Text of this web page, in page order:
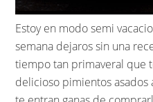
Estoy en modo semi
semana dejaros sin una
tiempo tan primaveral que
delicioso pimientos asados